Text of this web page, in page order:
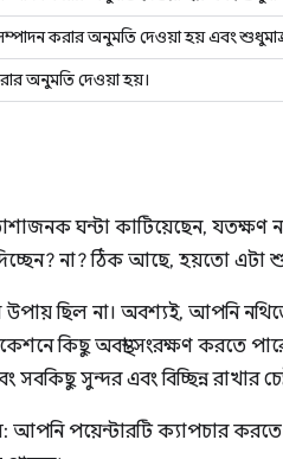
করার অনুমতি দেওয়া হয় এবং
অনুমতি দেওয়া হয়।
ঘন্টা কাটিয়েছেন, যতক্ষণ
না? ঠিক আছে, হয়তো
ছিল না। অবশ্যই, আপনি
কিছু অবস্থা সংরক্ষণ করতে
সুন্দর এবং বিচ্ছিন্ন রাখার
পয়েন্টারটি ক্যাপচার